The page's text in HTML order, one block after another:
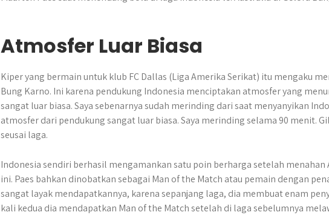
Atmosfer Luar Biasa
Kiper yang bermain untuk klub FC Dallas (Liga Amerika Serikat) itu mengaku
Bung Karno. Ini karena pendukung Indonesia menciptakan atmosfer yang
sangat luar biasa. Saya sebenarnya sudah merinding dari saat menyanyikan
atmosfer dari pendukung sangat luar biasa. Saya merinding selama 90 menit.
seusai laga.
Indonesia sendiri berhasil mengamankan satu poin berharga setelah menahan
ini. Paes bahkan dinobatkan sebagai Man of the Match atau pemain dengan
sangat layak mendapatkannya, karena sepanjang laga, dia membuat enam
kali kedua dia mendapatkan Man of the Match setelah di laga sebelumnya